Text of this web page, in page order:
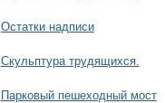
Остатки надписи
Скульптура трудящихся.
Парковый пешеходный мост